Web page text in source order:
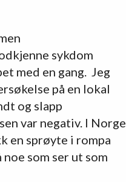
sykdom
med en gang. Jeg
på en lokal
og slapp
var negativ. I Norge
en sprøyte i rompa
som ser ut som